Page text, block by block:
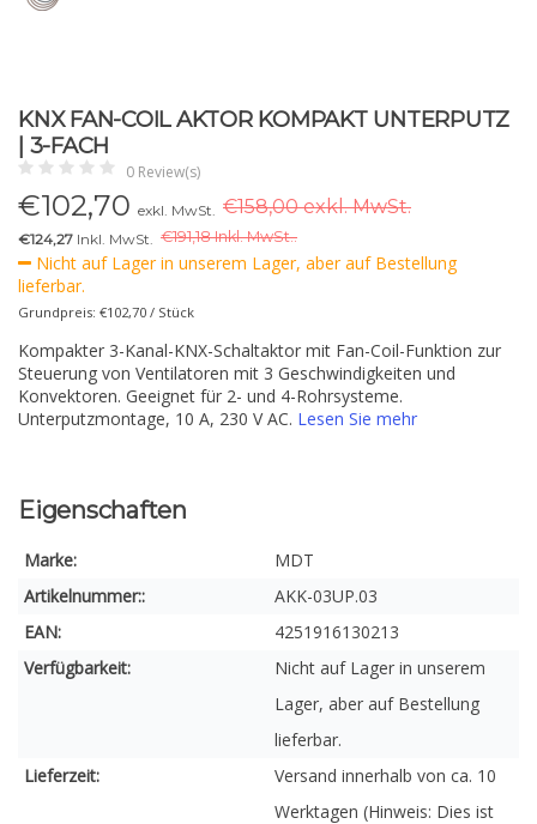
KNX FAN-COIL AKTOR KOMPAKT UNTERPUTZ
| 3-FACH
0 Review(s)
€102,70 exkl. MwSt. €158,00 exkl. MwSt.
€124,27 Inkl. MwSt. €191,18 Inkl. MwSt..
Nicht auf Lager in unserem Lager, aber auf Bestellung
lieferbar.
Grundpreis: €102,70 / Stück
Kompakter 3-Kanal-KNX-Schaltaktor mit Fan-Coil-Funktion zur
Steuerung von Ventilatoren mit 3 Geschwindigkeiten und
Konvektoren. Geeignet für 2- und 4-Rohrsysteme.
Unterputzmontage, 10 A, 230 V AC. Lesen Sie mehr
Eigenschaften
Marke:
MDT
Artikelnummer::
AKK-03UP.03
EAN:
4251916130213
Verfügbarkeit:
Nicht auf Lager in unserem
Lager, aber auf Bestellung
lieferbar.
Lieferzeit:
Versand innerhalb von ca. 10
Werktagen (Hinweis: Dies ist